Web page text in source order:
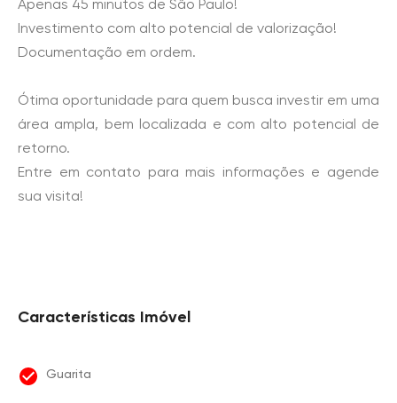
Apenas 45 minutos de São Paulo!
Investimento com alto potencial de valorização!
Documentação em ordem.
Ótima oportunidade para quem busca investir em uma
área ampla, bem localizada e com alto potencial de
retorno.
Entre em contato para mais informações e agende
sua visita!
Características Imóvel
Guarita